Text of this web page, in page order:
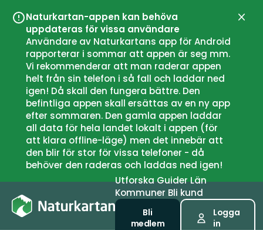
Naturkartan-appen kan behöva
uppdateras för vissa användare
Användare av Naturkartans app för Android
rapporterar i sommar att appen är seg mm.
Vi rekommenderar att man raderar appen
helt från sin telefon i så fall och laddar ned
igen! Då skall den fungera bättre. Den
befintliga appen skall ersättas av en ny app
efter sommaren. Den gamla appen laddar
all data för hela landet lokalt i appen (för
att klara offline-läge) men det innebär att
den blir för stor för vissa telefoner - då
behöver den raderas och laddas ned igen!
UtforskaGuiderLän
Kommuner Bli kund
Bli
medlem
Logga
in